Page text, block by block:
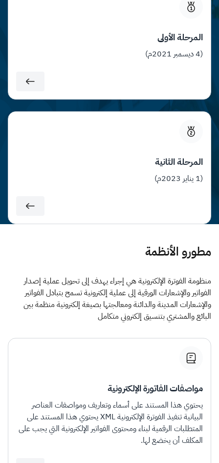
المرحلة الأولى
(4 ديسمبر 2021م)
المرحلة الثانية
(1 يناير 2​023م)
مطورو الأنظمة
منظومة الفوترة الإلكترونية هي إجراء يهدف إلى تحويل عملية إصدار
الفواتير والإشعارات الورقية إلى عملية إلكترونية تسمح بتبادل الفواتير
والإشعارات المدينة والدائنة ومعالجتها بصيغة إلكترونية​​ منظمة بين
البائع والمشتري بتنسيق إلكتروني متكامل
مواصفات الفاتورة الإلكترونية
يحتوي هذا المستند على أسماء وتعاريف ومواصفات العناصر
البيانية تنفيذ الفوترة الإلكترونية XML يحتوي هذا المستند على
المتطلبات الرقمية لبناء ومحتوى الفواتير الإلكترونية التي يجب على
المكلف أن يخضع لها.